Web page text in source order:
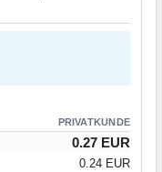
PRIVATKUNDE
0.27 EUR
0.24 EUR